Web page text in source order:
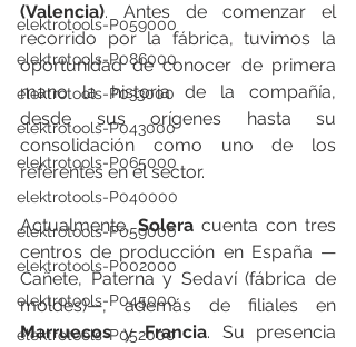
elektrotools-P059000
elektrotools-P086000
elektrotools-P033000
elektrotools-P043000
elektrotools-P065000
elektrotools-P040000
elektrotools-P059000
elektrotools-P002000
elektrotools-P045000
elektrotools-P052000
(Valencia). Antes de comenzar el
recorrido por la fábrica, tuvimos la
oportunidad de conocer de primera
mano la historia de la compañía,
desde sus orígenes hasta su
consolidación como uno de los
referentes en el sector.
Actualmente, Solera cuenta con tres
centros de producción en España —
Cañete, Paterna y Sedaví (fábrica de
Marruecos y Francia. Su presencia